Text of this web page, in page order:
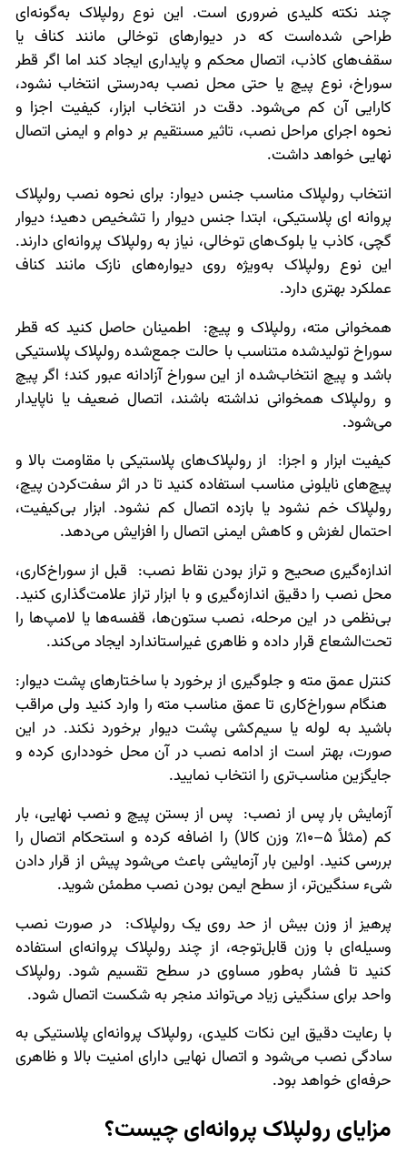
چند نکته کلیدی ضروری است. این نوع رولپلاک به‌گونه‌ای
طراحی شده‌است که در دیوارهای توخالی مانند کناف یا
سقف‌های کاذب، اتصال محکم و پایداری ایجاد کند اما اگر قطر
سوراخ، نوع پیچ یا حتی محل نصب به‌درستی انتخاب نشود،
کارایی آن کم می‌شود. دقت در انتخاب ابزار، کیفیت اجزا و
نحوه اجرای مراحل نصب، تاثیر مستقیم بر دوام و ایمنی اتصال
نهایی خواهد داشت.
انتخاب رولپلاک مناسب جنس دیوار: برای نحوه نصب رولپلاک
پروانه ای پلاستیکی، ابتدا جنس دیوار را تشخیص دهید؛ دیوار
گچی، کاذب یا بلوک‌های توخالی، نیاز به رولپلاک پروانه‌ای دارند.
این نوع رولپلاک به‌ویژه روی دیواره‌های نازک مانند کناف
عملکرد بهتری دارد.
همخوانی مته، رولپلاک و پیچ: اطمینان حاصل کنید که قطر
سوراخ تولیدشده متناسب با حالت جمع‌شده رولپلاک پلاستیکی
باشد و پیچ انتخاب‌شده از این سوراخ آزادانه عبور کند؛ اگر پیچ
و رولپلاک همخوانی نداشته باشند، اتصال ضعیف یا ناپایدار
می‌شود.
کیفیت ابزار و اجزا: از رولپلاک‌های پلاستیکی با مقاومت بالا و
پیچ‌های نایلونی مناسب استفاده کنید تا در اثر سفت‌کردن پیچ،
رولپلاک خم نشود یا بازده اتصال کم نشود. ابزار بی‌کیفیت،
احتمال لغزش و کاهش ایمنی اتصال را افزایش می‌دهد.
اندازه‌گیری صحیح و تراز بودن نقاط نصب: قبل از سوراخ‌کاری،
محل نصب را دقیق اندازه‌گیری و با ابزار تراز علامت‌گذاری کنید.
بی‌نظمی در این مرحله، نصب ستون‌ها، قفسه‌ها یا لامپ‌ها را
تحت‌الشعاع قرار داده و ظاهری غیراستاندارد ایجاد می‌کند.
کنترل عمق مته و جلوگیری از برخورد با ساختارهای پشت دیوار:
هنگام سوراخ‌کاری تا عمق مناسب مته را وارد کنید ولی مراقب
باشید به لوله یا سیم‌کشی پشت دیوار برخورد نکند. در این
صورت، بهتر است از ادامه نصب در آن محل خودداری کرده و
جایگزین مناسب‌تری را انتخاب نمایید.
آزمایش بار پس از نصب: پس از بستن پیچ و نصب نهایی، بار
کم (مثلاً 5–10٪ وزن کالا) را اضافه کرده و استحکام اتصال را
بررسی کنید. اولین بار آزمایشی باعث می‌شود پیش از قرار دادن
شیء سنگین‌تر، از سطح ایمن بودن نصب مطمئن شوید.
پرهیز از وزن بیش از حد روی یک رولپلاک: در صورت نصب
وسیله‌ای با وزن قابل‌توجه، از چند رولپلاک پروانه‌ای استفاده
کنید تا فشار به‌طور مساوی در سطح تقسیم شود. رولپلاک
واحد برای سنگینی زیاد می‌تواند منجر به شکست اتصال شود.
با رعایت دقیق این نکات کلیدی، رولپلاک پروانه‌ای پلاستیکی به
سادگی نصب می‌شود و اتصال نهایی دارای امنیت بالا و ظاهری
حرفه‌ای خواهد بود.
مزایای رولپلاک پروانه‌ای چیست؟